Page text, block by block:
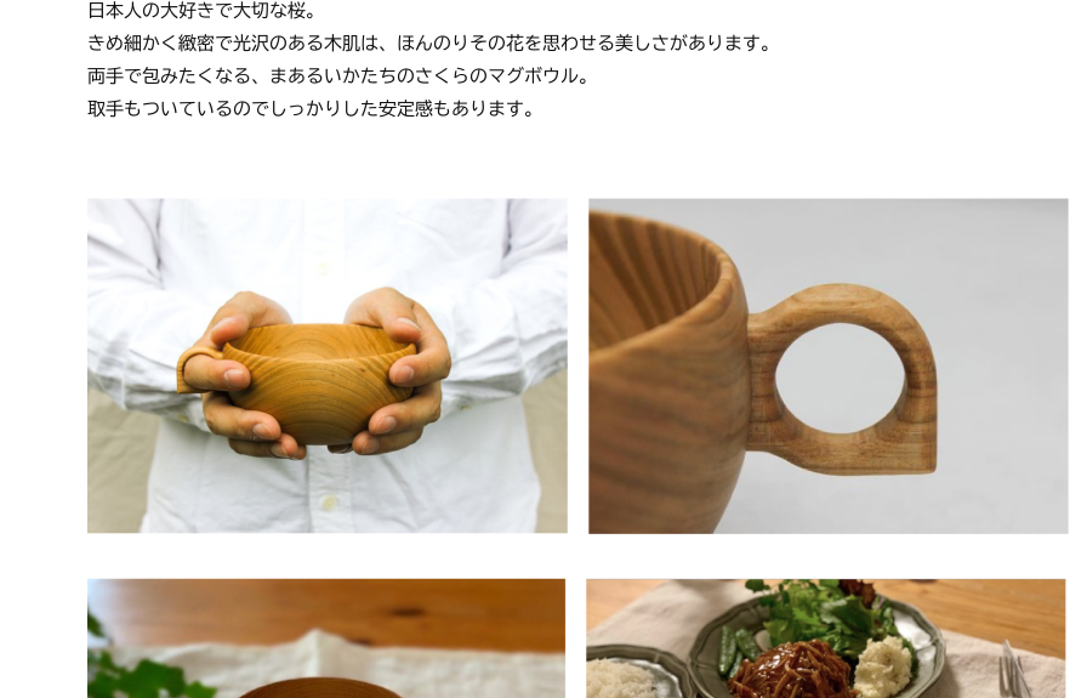
水かぬるま湯で、柔らかな布やスポンジで洗えます。
食器用洗剤もお使いいただけますが、固いたわし、研磨スポンジ、クレンザーなどは使えません。
洗った後は、自然によく乾燥したり、柔らかいふきんで拭いてからしまってください。
日本人の大好きで大切な桜。
きめ細かく緻密で光沢のある木肌は、ほんのりその花を思わせる美しさがあります。
両手で包みたくなる、まあるいかたちのさくらのマグボウル。
取手もついているのでしっかりした安定感もあります。